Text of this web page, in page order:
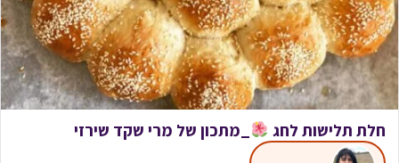
חלת תלישות לחג _מתכון של מרי שקד שירזי